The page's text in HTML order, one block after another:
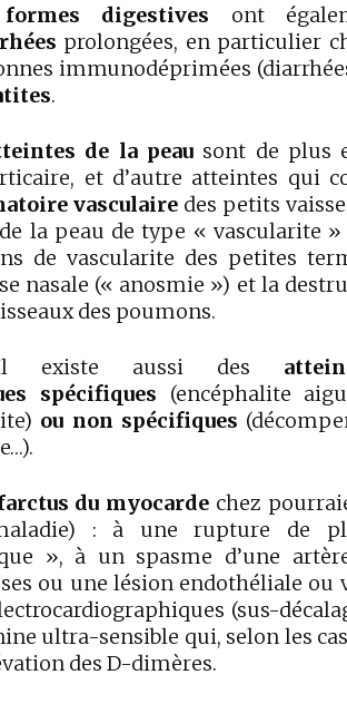
formes digestives ont
prolongées, en particulier
immunodéprimées
.
de la peausont de plus
et d’autre atteintes qui
vasculaire des petits
la peau de type « vascularite »
de vascularite des petites
nasale (« anosmie ») et la
des poumons.
aussi des
spécifiques (encéphalite
ou non spécifiques
du myocarde chez
: à une rupture de
», à un spasme d’une
ou une lésion endothéliale ou
(sus-
ultra-sensible qui, selon les
des D-dimères.